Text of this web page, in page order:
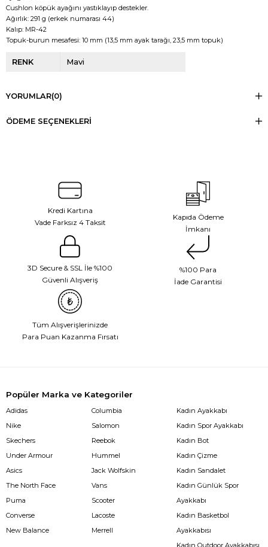
Cushlon köpük ayağını yastıklayıp destekler.
Ağırlık: 291 g (erkek numarası 44)
Kalıp: MR-42
Topuk-burun mesafesi: 10 mm (13,5 mm ayak tarağı, 23,5 mm topuk)
RENK Mavi
YORUMLAR(0)
ÖDEME SEÇENEKLERI
Kredi Kartına
Vade Farksız 4 Taksit
Kapıda Ödeme
İmkanı
3D Secure & SSL İle %100
Güvenli Alışveriş
%100 Para
İade Garantisi
Tüm Alışverişlerinizde
Para Puan Kazanma Fırsatı
Popüler Marka ve Kategoriler
Adidas
Nike
Skechers
Under Armour
Asics
The North Face
Puma
Converse
New Balance
Columbia
Salomon
Reebok
Hummel
Jack Wolfskin
Vans
Scooter
Lacoste
Merrell
Kadın Ayakkabı
Kadın Spor Ayakkabı
Kadın Bot
Kadın Çizme
Kadın Sandalet
Kadın Günlük Spor
Ayakkabı
Kadın Basketbol
Ayakkabısı
Kadın Outdoor Ayakkabısı